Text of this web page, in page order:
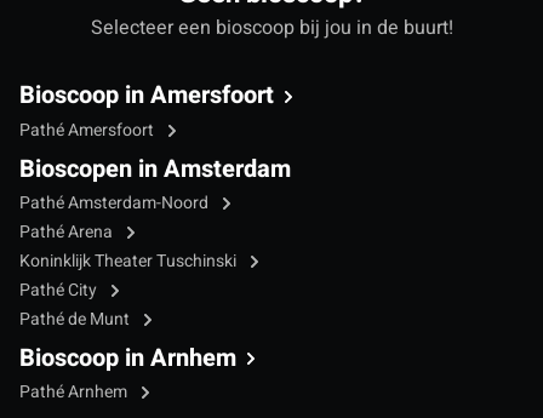
Selecteer een bioscoop bij jou in de buurt!
Bioscoop in Amersfoort
Pathé Amersfoort
Bioscopen in Amsterdam
Pathé Amsterdam-Noord
Pathé Arena
Koninklijk Theater Tuschinski
Pathé City
Pathé de Munt
Bioscoop in Arnhem
Pathé Arnhem